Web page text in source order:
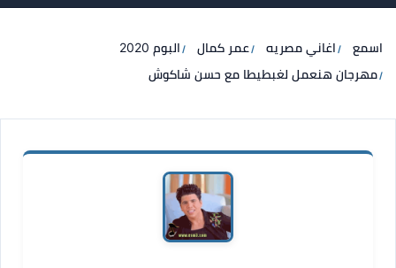
اسمع اغاني مصريه عمر كمال
البوم 2020
مهرجان هنعمل لغبطيطا مع حسن شاكوش